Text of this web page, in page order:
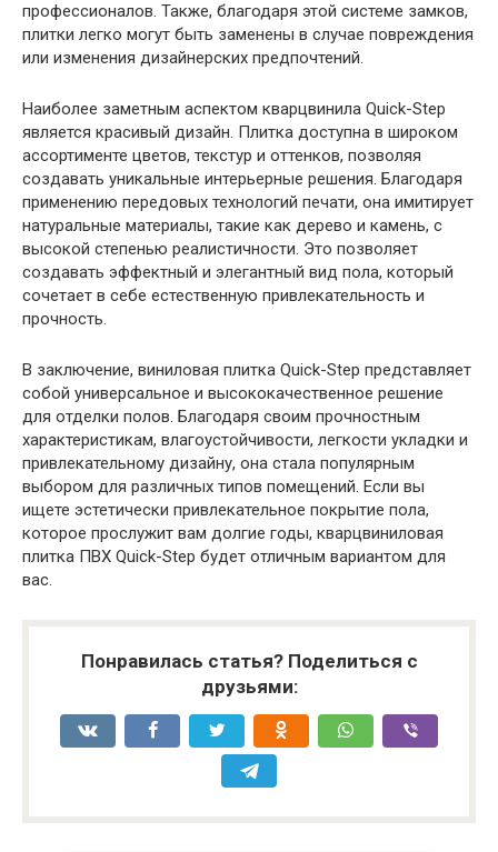
профессионалов. Также, благодаря этой системе замков,
плитки легко могут быть заменены в случае повреждения
или изменения дизайнерских предпочтений.
Наиболее заметным аспектом кварцвинила Quick-Step
является красивый дизайн. Плитка доступна в широком
ассортименте цветов, текстур и оттенков, позволяя
создавать уникальные интерьерные решения. Благодаря
применению передовых технологий печати, она имитирует
натуральные материалы, такие как дерево и камень, с
высокой степенью реалистичности. Это позволяет
создавать эффектный и элегантный вид пола, который
сочетает в себе естественную привлекательность и
прочность.
В заключение, виниловая плитка Quick-Step представляет
собой универсальное и высококачественное решение
для отделки полов. Благодаря своим прочностным
характеристикам, влагоустойчивости, легкости укладки и
привлекательному дизайну, она стала популярным
выбором для различных типов помещений. Если вы
ищете эстетически привлекательное покрытие пола,
которое прослужит вам долгие годы, кварцвиниловая
плитка ПВХ Quick-Step будет отличным вариантом для
вас.
Понравилась статья? Поделиться с
друзьями: